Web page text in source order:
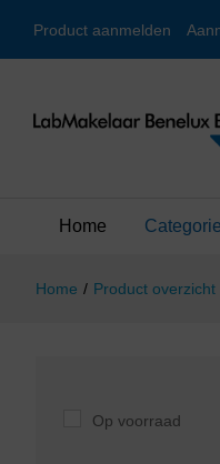
Product aanmelden
Home
Home / Product overzicht
Op voorraad